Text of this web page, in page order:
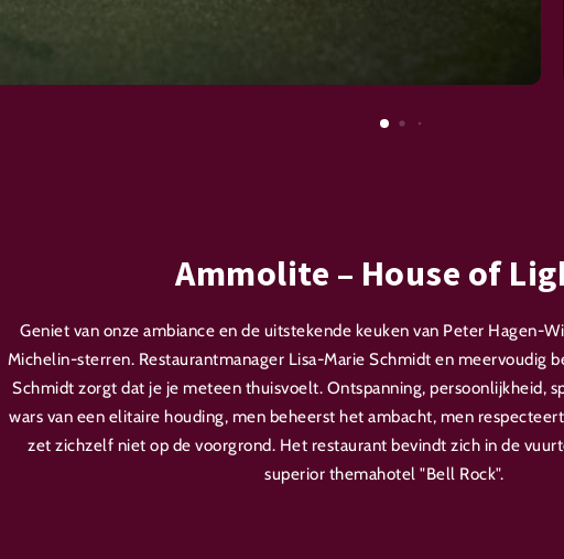
Ammolite – House of
Geniet van onze ambiance en de uitstekende keuken van Peter Hagen-
Michelin-sterren. Restaurantmanager Lisa-Marie Schmidt en meervoudig
Schmidt zorgt dat je je meteen thuisvoelt. Ontspanning, persoonlijkheid,
wars van een elitaire houding, men beheerst het ambacht, men
zet zichzelf niet op de voorgrond. Het restaurant bevindt zich in de
superior themahotel "Bell Rock".